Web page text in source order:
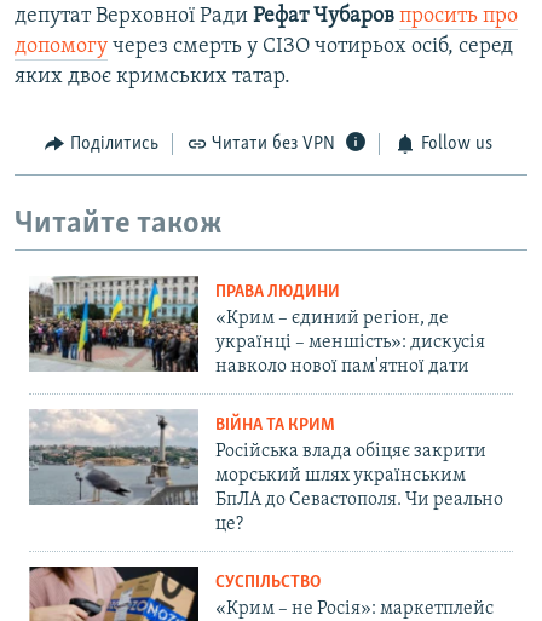
депутат Верховної Ради Рефат Чубаров просить про
допомогу через смерть у СІЗО чотирьох осіб, серед
яких двоє кримських татар.
Поділитись Читати без VPN Follow us
Читайте також
ПРАВА ЛЮДИНИ
«Крим – єдиний регіон, де
українці – меншість»: дискусія
навколо нової пам'ятної дати
ВІЙНА ТА КРИМ
Російська влада обіцяє закрити
морський шлях українським
БпЛА до Севастополя. Чи реально
це?
СУСПІЛЬСТВО
«Крим – не Росія»: маркетплейс